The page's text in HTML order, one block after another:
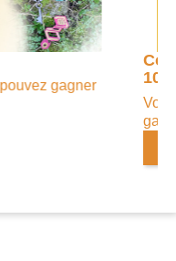
Spécial
de participer et de